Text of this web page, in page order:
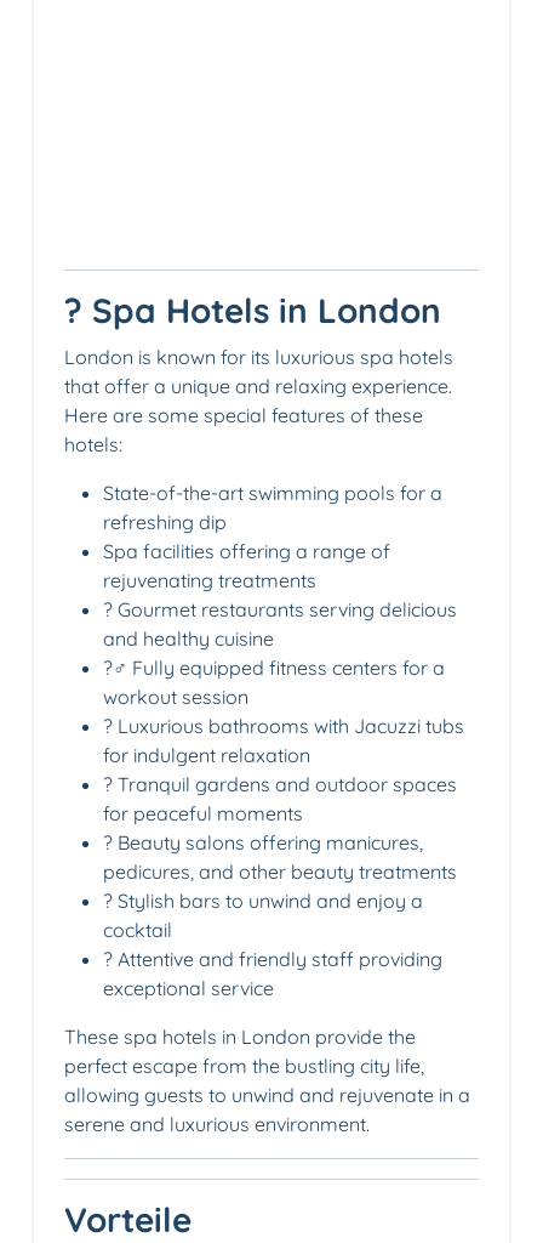
? Spa Hotels in London
London is known for its luxurious spa hotels
that offer a unique and relaxing experience.
Here are some special features of these
hotels:
State-of-the-art swimming pools for a
refreshing dip
Spa facilities offering a range of
rejuvenating treatments
?️ Gourmet restaurants serving delicious
and healthy cuisine
?️‍♂️ Fully equipped fitness centers for a
workout session
? Luxurious bathrooms with Jacuzzi tubs
for indulgent relaxation
? Tranquil gardens and outdoor spaces
for peaceful moments
? Beauty salons offering manicures,
pedicures, and other beauty treatments
? Stylish bars to unwind and enjoy a
cocktail
?️ Attentive and friendly staff providing
exceptional service
These spa hotels in London provide the
perfect escape from the bustling city life,
allowing guests to unwind and rejuvenate in a
serene and luxurious environment.
Vorteile